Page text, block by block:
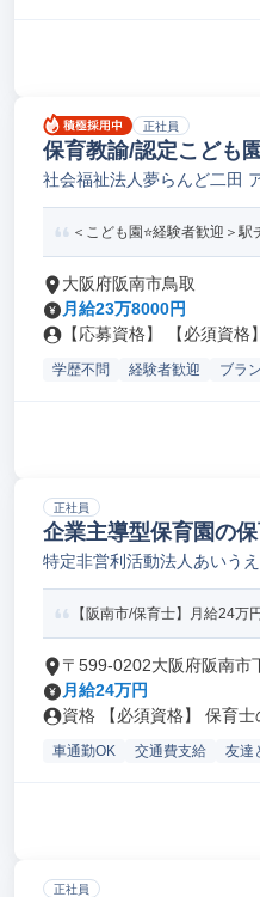
正社員
保育教諭/認定こども
社会福祉法人夢らんど二田
＜こども園⭐経験者歓迎＞
大阪府阪南市鳥取
月給23万8000円
【応募資格】 【必須資
学歴不問 経験者歓迎 ブラ
正社員
企業主導型保育園の
特定非営利活動法人あい
【阪南市/保育士】月給24
〒599-0202大阪府阪南市
月給24万円
資格 【必須資格】 保育
車通勤OK 交通費支給 友達
正社員